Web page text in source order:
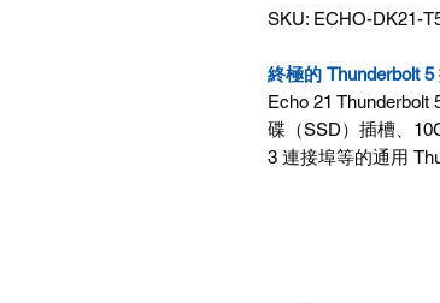
SKU: ECHO-DK21-
終極的 Thunderbolt 5
Echo 21 Thunderbolt
碟（SSD）插槽、
3 連接埠等的通用